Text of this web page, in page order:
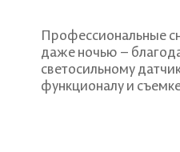
Профессиональные
даже ночью –
светосильному
функционалу и